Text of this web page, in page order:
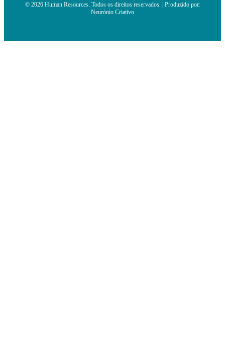
© 2026 Human Resources. Todos os direitos reservados. | Produzido por:
Neurónio Criativo